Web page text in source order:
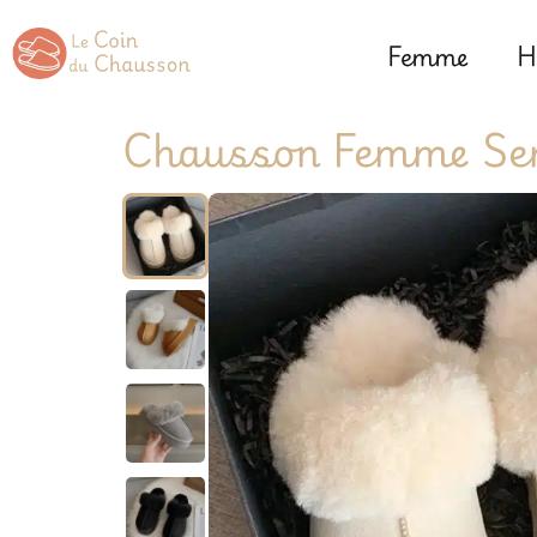
Femme
Chausson Femme